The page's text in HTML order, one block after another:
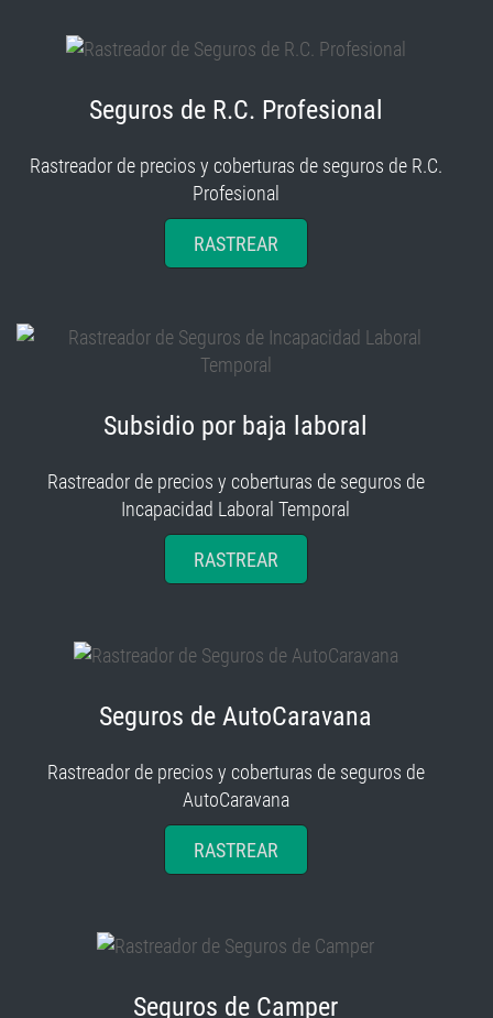
Seguros de R.C. Profesional
Rastreador de precios y coberturas de seguros de R.C.
Profesional
RASTREAR
Subsidio por baja laboral
Rastreador de precios y coberturas de seguros de
Incapacidad Laboral Temporal
RASTREAR
Seguros de AutoCaravana
Rastreador de precios y coberturas de seguros de
AutoCaravana
RASTREAR
Seguros de Camper